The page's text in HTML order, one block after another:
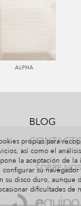
ALPHA
BLOG
SOBRE
propias para
así como el
la aceptación de la
su
su disco duro,
dificultades de